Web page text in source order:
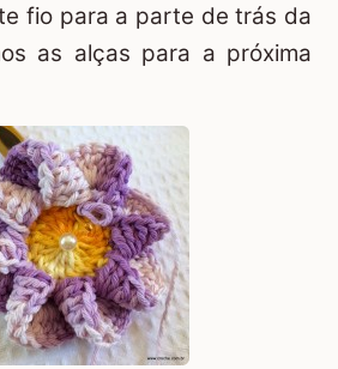
fio para a parte de trás da
as alças para a próxima